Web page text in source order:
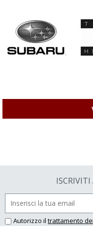
Autorizzo il trattamento